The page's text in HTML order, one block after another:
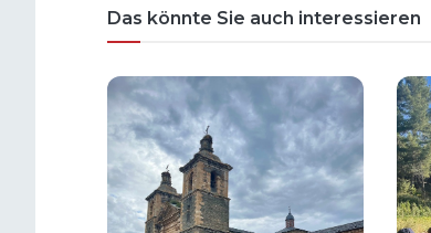
Das könnte Sie auch interessieren